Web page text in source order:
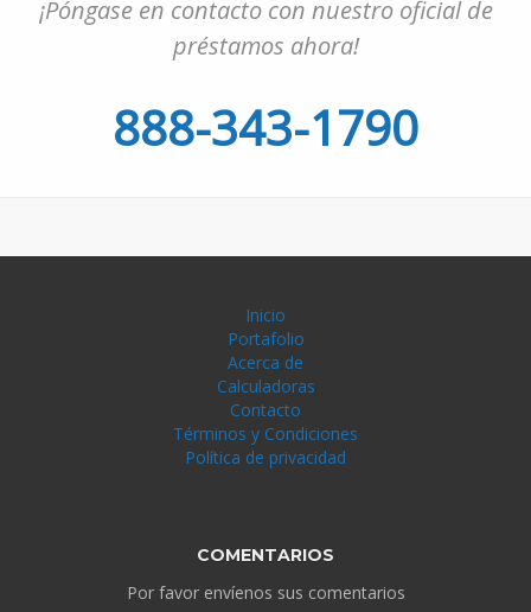
¡Póngase en contacto con nuestro oficial de
préstamos ahora!
888-343-1790
Inicio
Portafolio
Acerca de
Calculadoras
Contacto
Términos y Condiciones
Política de privacidad
COMENTARIOS
Por favor envíenos sus comentarios